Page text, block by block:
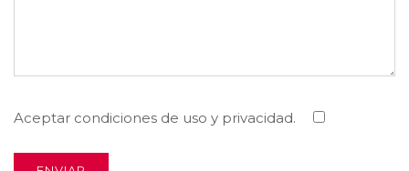
Aceptar condiciones de uso y privacidad.